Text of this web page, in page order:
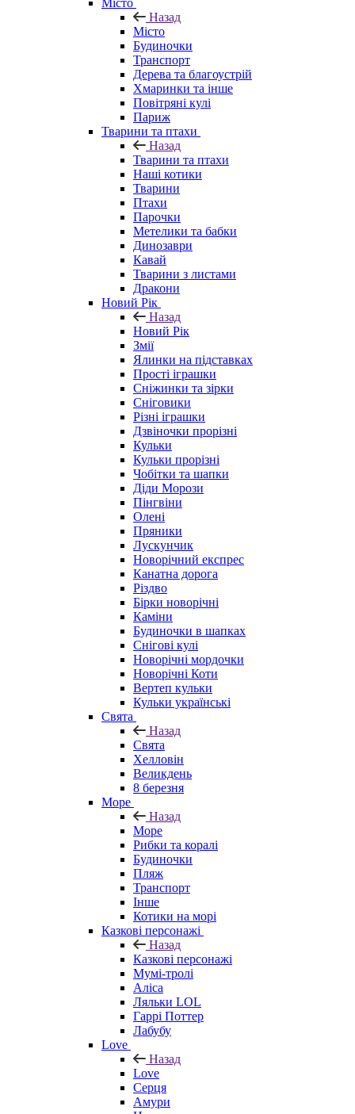
Місто
Назад
Місто
Будиночки
Транспорт
Дерева та благоустрій
Хмаринки та інше
Повітряні кулі
Париж
Тварини та птахи
Назад
Тварини та птахи
Наші котики
Тварини
Птахи
Парочки
Метелики та бабки
Динозаври
Кавай
Тварини з листами
Дракони
Новий Рік
Назад
Новий Рік
Змії
Ялинки на підставках
Прості іграшки
Сніжинки та зірки
Сніговики
Різні іграшки
Дзвіночки прорізні
Кульки
Кульки прорізні
Чобітки та шапки
Діди Морози
Пінгвіни
Олені
Пряники
Лускунчик
Новорічний експрес
Канатна дорога
Різдво
Бірки новорічні
Каміни
Будиночки в шапках
Снігові кулі
Новорічні мордочки
Новорічні Коти
Вертеп кульки
Кульки українські
Свята
Назад
Свята
Хелловін
Великдень
8 березня
Море
Назад
Море
Рибки та коралі
Будиночки
Пляж
Транспорт
Інше
Котики на морі
Казкові персонажі
Назад
Казкові персонажі
Мумі-тролі
Аліса
Ляльки LOL
Гаррі Поттер
Лабубу
Love
Назад
Love
Серця
Амури